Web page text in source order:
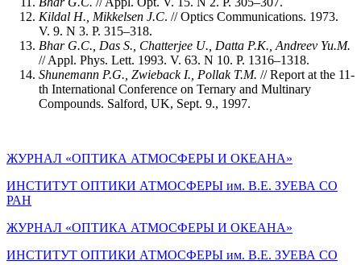
Kildal H., Mikkelsen J.C. // Optics Communications. 1973.
V. 9. N 3. P. 315–318.
Bhar G.C., Das S., Chatterjee U., Datta P.K., Andreev Yu.M.
// Appl. Phys. Lett. 1993. V. 63. N 10. P. 1316–1318.
Shunemann P.G., Zwieback I., Pollak T.M. // Report at the 11-
th International Conference on Ternary and Multinary
Compounds. Salford, UK, Sept. 9., 1997.
ЖУРНАЛ «ОПТИКА АТМОСФЕРЫ И ОКЕАНА»
ИНСТИТУТ ОПТИКИ АТМОСФЕРЫ им. В.Е. ЗУЕВА СО
РАН
ЖУРНАЛ «ОПТИКА АТМОСФЕРЫ И ОКЕАНА»
ИНСТИТУТ ОПТИКИ АТМОСФЕРЫ им. В.Е. ЗУЕВА СО